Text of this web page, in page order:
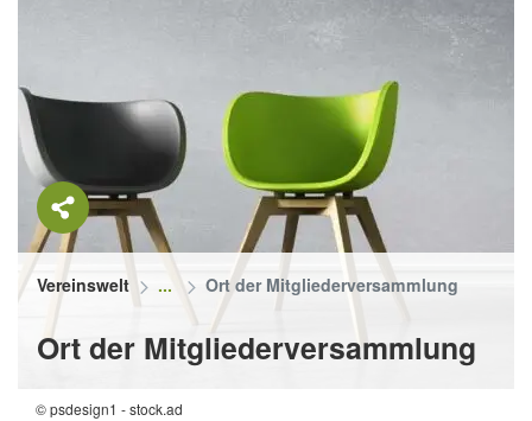
Vereinswelt Ort der Mitgliederversammlung
Ort der Mitgliederversammlung
© psdesign1 - stock.ad